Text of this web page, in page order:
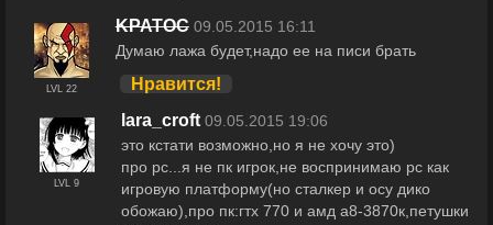
LVL 22
KPATOC 09.05.2015 16:11
Думаю лажа будет,надо ее на писи брать
Нравится!
LVL 9
lara_croft 09.05.2015 19:06
это кстати возможно,но я не хочу это)
про pc...я не пк игрок,не воспринимаю pc как
игровую платформу(но сталкер и осу дико
обожаю),про пк:гтх 770 и амд а8-3870к,петушки